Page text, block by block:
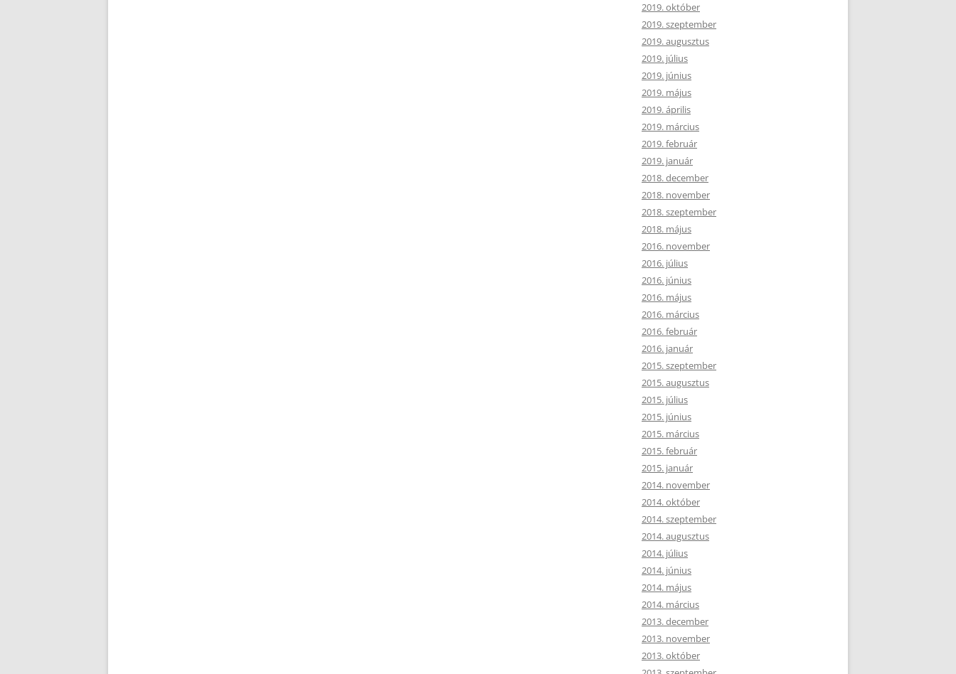
2019. október
2019. szeptember
2019. augusztus
2019. július
2019. június
2019. május
2019. április
2019. március
2019. február
2019. január
2018. december
2018. november
2018. szeptember
2018. május
2016. november
2016. július
2016. június
2016. május
2016. március
2016. február
2016. január
2015. szeptember
2015. augusztus
2015. július
2015. június
2015. március
2015. február
2015. január
2014. november
2014. október
2014. szeptember
2014. augusztus
2014. július
2014. június
2014. május
2014. március
2013. december
2013. november
2013. október